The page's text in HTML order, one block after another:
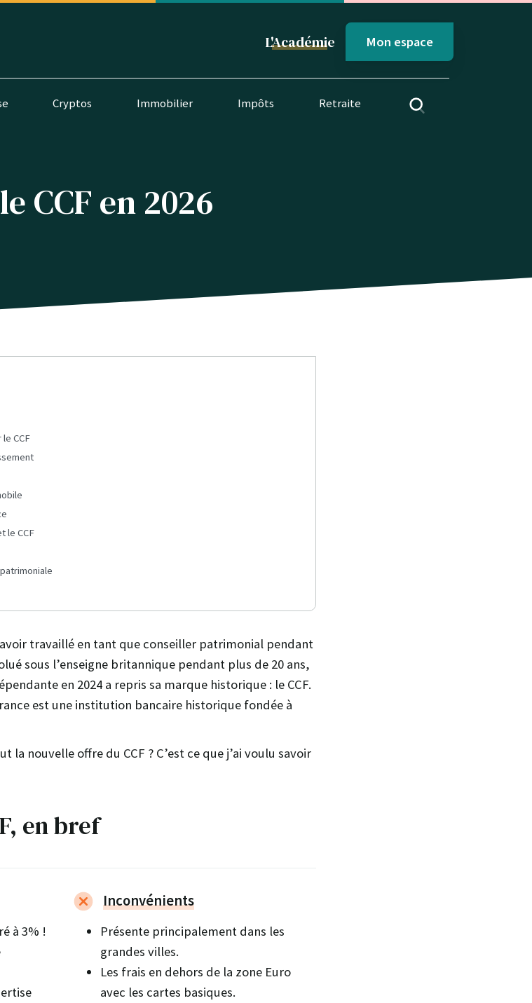
L'Académie Mon espace
Cryptos Immobilier Impôts Retraite
CCF en 2026
CCF
le CCF
avoir travaillé en tant que conseiller patrimonial pendant
sous l’enseigne britannique pendant plus de 20 ans,
en 2024 a repris sa marque historique : le CCF.
est une institution bancaire historique fondée à
la nouvelle offre du CCF ? C’est ce que j’ai voulu savoir
en bref
à 3% !
Inconvénients
Présente principalement dans les
grandes villes.
Les frais en dehors de la zone Euro
avec les cartes basiques.